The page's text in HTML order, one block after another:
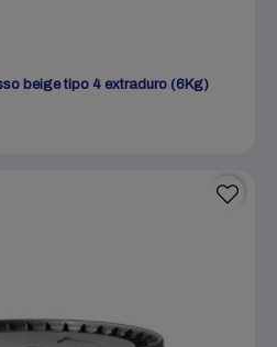
beige tipo 4 extraduro (6Kg)